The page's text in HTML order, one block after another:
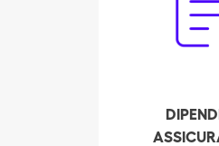
assicurazioni
completa